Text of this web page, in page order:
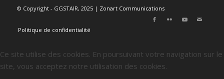
© Copyright - GGSTAIR, 2025 | Zonart Communications
Politique de confidentialité
Ce site utilise des cookies. En poursuivant votre navigation sur le
site, vous acceptez notre utilisation des cookies.